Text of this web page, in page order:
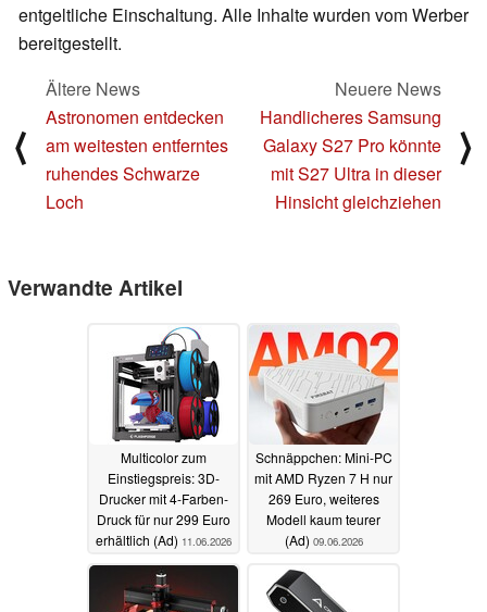
entgeltliche Einschaltung. Alle Inhalte wurden vom Werber
bereitgestellt.
⟨
Ältere News
Astronomen entdecken
am weitesten entferntes
ruhendes Schwarze
Loch
Neuere News
Handlicheres Samsung
Galaxy S27 Pro könnte
mit S27 Ultra in dieser
Hinsicht gleichziehen
⟩
Verwandte Artikel
Multicolor zum
Einstiegspreis: 3D-
Drucker mit 4-Farben-
Druck für nur 299 Euro
erhältlich (Ad) 11.06.2026
Schnäppchen: Mini-PC
mit AMD Ryzen 7 H nur
269 Euro, weiteres
Modell kaum teurer
(Ad) 09.06.2026